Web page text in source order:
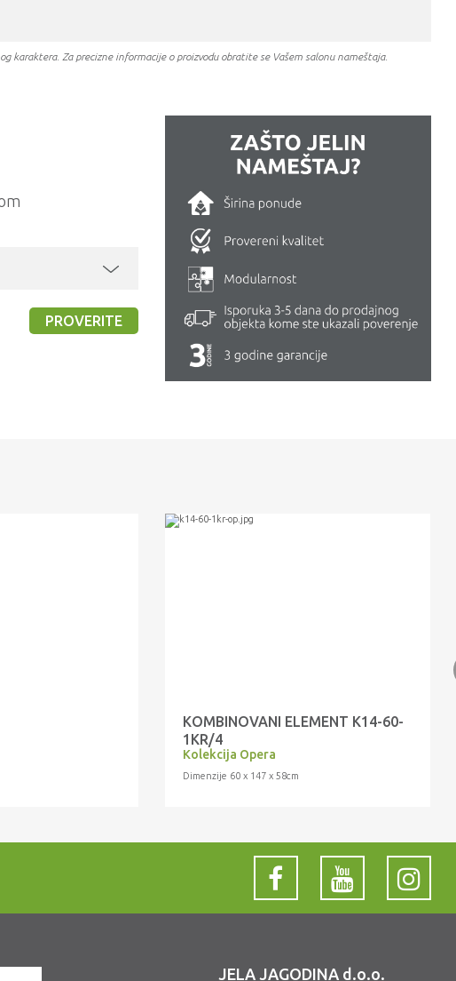
karaktera. Za precizne informacije o proizvodu obratite se Vašem salonu nameštaja.
PROVERITE
KOMBINOVANI ELEMENT K14-60-
1KR/4
Kolekcija Opera
Dimenzije 60 x 147 x 58cm
JELA JAGODINA d.o.o.